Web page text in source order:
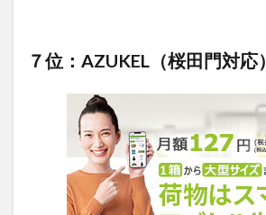
７位：AZUKEL（桜田門対応）